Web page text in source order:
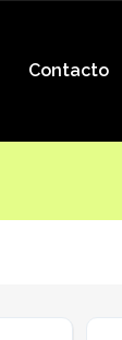
Contacto